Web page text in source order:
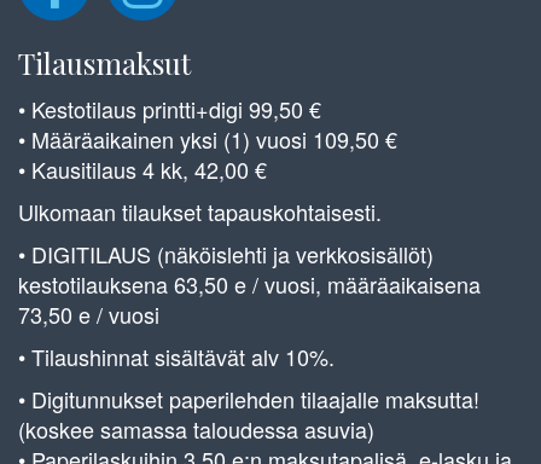
Tilausmaksut
• Kestotilaus printti+digi 99,50 €
• Määräaikainen yksi (1) vuosi 109,50 €
• Kausitilaus 4 kk, 42,00 €
Ulkomaan tilaukset tapauskohtaisesti.
• DIGITILAUS (näköislehti ja verkkosisällöt)
kestotilauksena 63,50 e / vuosi, määräaikaisena
73,50 e / vuosi
• Tilaushinnat sisältävät alv 10%.
• Digitunnukset paperilehden tilaajalle maksutta!
(koskee samassa taloudessa asuvia)